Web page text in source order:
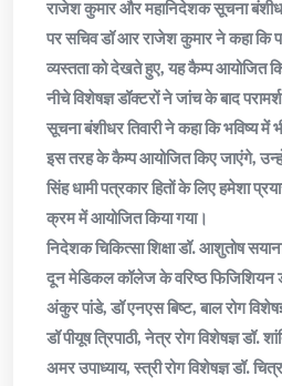
राजेश कुमार और महानिदेशक सूचना
पर सचिव डॉ आर राजेश कुमार ने कहा कि
व्यस्तता को देखते हुए, यह कैम्प आयोजित
नीचे विशेषज्ञ डॉक्टरों ने जांच के बाद
सूचना बंशीधर तिवारी ने कहा कि भविष्य
इस तरह के कैम्प आयोजित किए जाएंगे,
सिंह धामी पत्रकार हितों के लिए हमेशा
क्रम में आयोजित किया गया।
निदेशक चिकित्सा शिक्षा डॉ. आशुतोष
दून मेडिकल कॉलेज के वरिष्ठ फिजिशियन
अंकुर पांडे, डॉ एनएस बिष्ट, बाल रोग
डॉ पीयूष त्रिपाठी, नेत्र रोग विशेषज्ञ डॉ.
अमर उपाध्याय, स्त्री रोग विशेषज्ञ डॉ.